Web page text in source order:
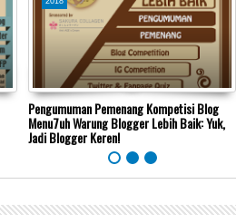
Pengumuman Pemenang Kompetisi Blog
Menu7uh Warung Blogger Lebih Baik: Yuk,
Jadi Blogger Keren!